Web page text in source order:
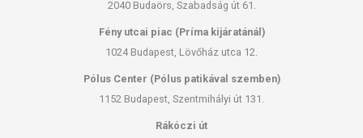
2040 Budaörs, Szabadság út 61.
Fény utcai piac (Príma kijáratánál)
1024 Budapest, Lövőház utca 12.
Pólus Center (Pólus patikával szemben)
1152 Budapest, Szentmihályi út 131.
Rákóczi út